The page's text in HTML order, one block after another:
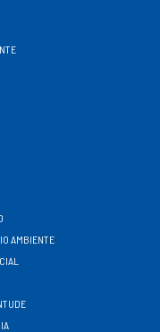
AMBIENTE